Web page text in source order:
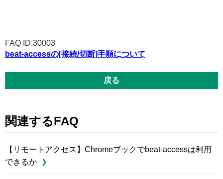
FAQ ID:30003
beat-accessの[接続/切断]手順について
戻る
関連するFAQ
【リモートアクセス】Chromeブックでbeat-accessは利用
できるか